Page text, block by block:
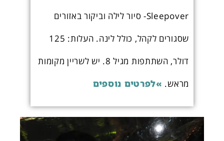
Sleepover- סיור לילה וביקור באזורים
שסגורים לקהל, כולל לינה. העלות: 125
דולר, השתתפות מגיל 8. יש לשריין מקומות
מראש. »לפרטים נוספים